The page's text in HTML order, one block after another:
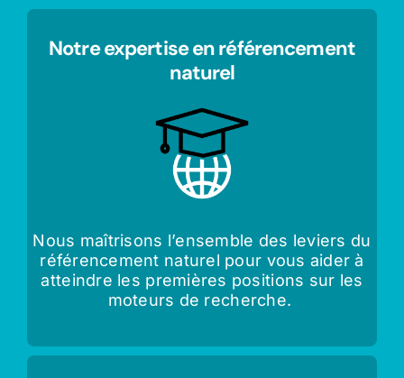
Notre expertise en référencement
naturel
Nous maîtrisons l’ensemble des leviers du
référencement naturel pour vous aider à
atteindre les premières positions sur les
moteurs de recherche.